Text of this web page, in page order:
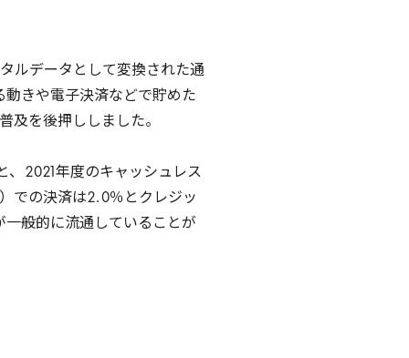
ルデータとして変換された通
きや電子決済などで貯めた
及を後押ししました。
、 2021年度のキャッシュレス
での決済は2.0％とクレジッ
般的に流通していることが